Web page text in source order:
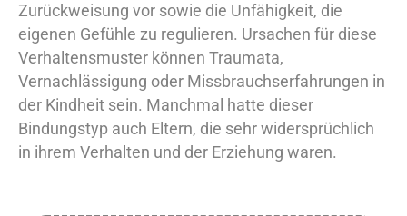
Zurückweisung vor sowie die Unfähigkeit, die
eigenen Gefühle zu regulieren. Ursachen für diese
Verhaltensmuster können Traumata,
Vernachlässigung oder Missbrauchserfahrungen in
der Kindheit sein. Manchmal hatte dieser
Bindungstyp auch Eltern, die sehr widersprüchlich
in ihrem Verhalten und der Erziehung waren.